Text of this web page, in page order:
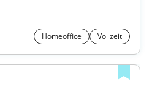
Homeoffice Vollzeit